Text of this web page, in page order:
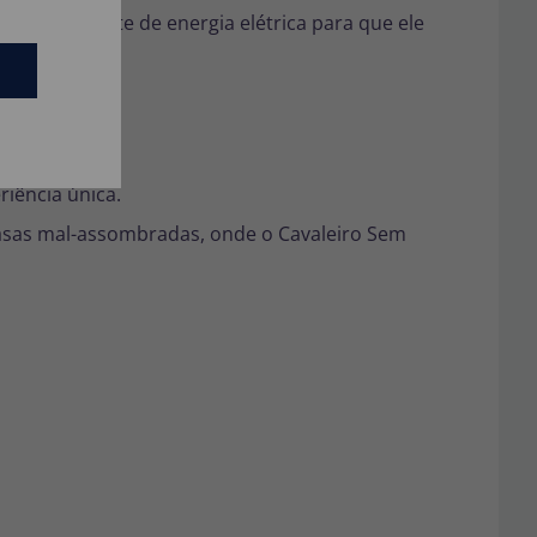
de uma fonte de energia elétrica para que ele
única.
mal-assombradas, onde o Cavaleiro Sem